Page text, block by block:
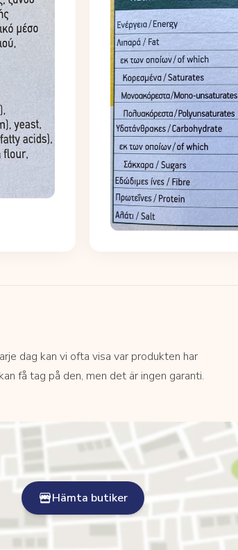
dag kan vi ofta visa var produkten har
få tag på den, men det är ingen garanti.
Hämta butiker